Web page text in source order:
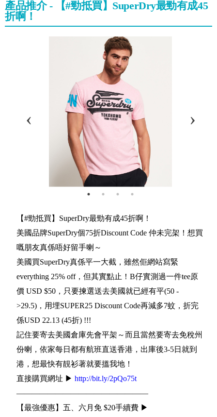
產品推介 - 【#勁抵買】SuperDry最勁有成45
折啊！
【#勁抵買】SuperDry最勁有成45折啊！
美國品牌SuperDry個75折Discount Code 仲未完架！想買
嘅朋友真係唔好留手喇～
美國買SuperDry真係平一大截，雖然佢網站寫緊
everything 25% off，但其實點止！B仔實測過一件tee原
價 USD $50，只要揀選送去美國就已經有平(50 -
>29.5)，用埋SUPER25 Discount Code再減多7蚊，折完
係USD 22.13 (45折) !!!
記住要寄去美國倉庫先會平架～而且當然要寄去免稅州
份喇，依家每日都有航班直送香港，出庫後3-5日就到
港，想最快有靚衫著就要搵我地！
直接購買網址 ▶ http://bit.ly/2pQo75t
—————————————————
【最強優惠】五、六月免 $20手續費 ▶